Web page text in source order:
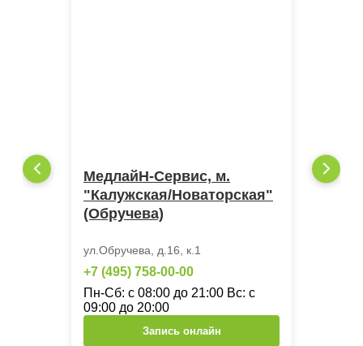
МедлайН-Сервис, м.
"Калужская/Новаторская"
(Обручева)
ул.Обручева, д.16, к.1
+7 (495) 758-00-00
Пн-Сб: с 08:00 до 21:00 Вс: с
09:00 до 20:00
Запись онлайн